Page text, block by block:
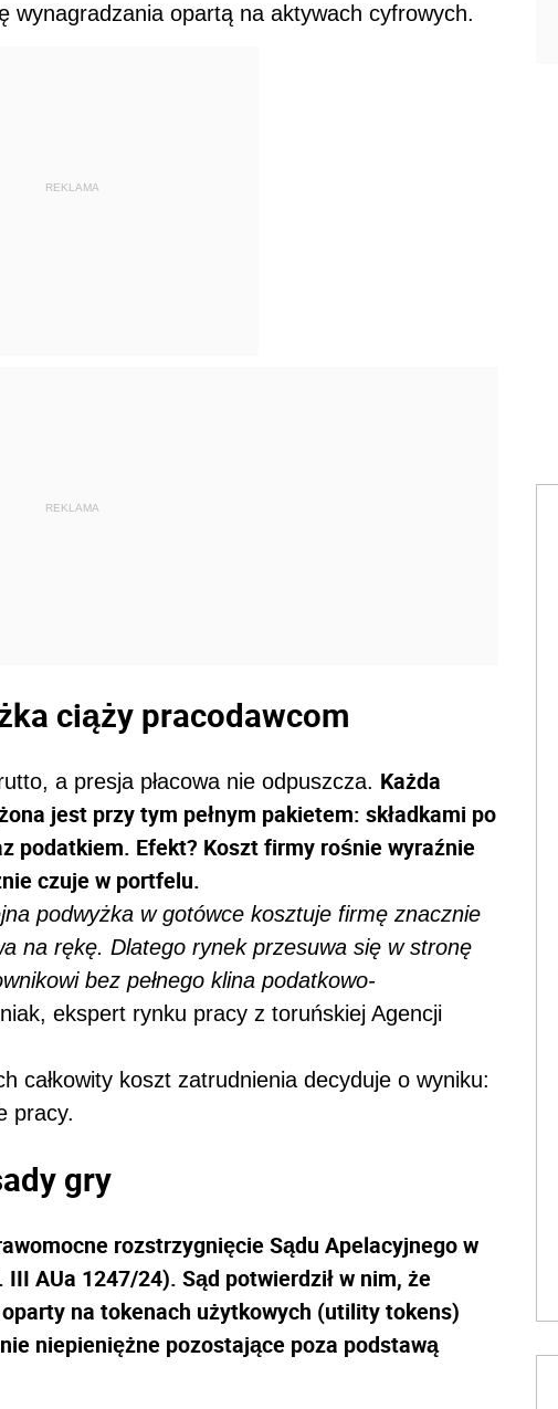
wynagradzania opartą na aktywach cyfrowych.
REKLAMA
REKLAMA
ciąży pracodawcom
a presja płacowa nie odpuszcza. Każda
jest przy tym pełnym pakietem: składkami po
podatkiem. Efekt? Koszt firmy rośnie wyraźnie
czuje w portfelu.
podwyżka w gotówce kosztuje firmę znacznie
na rękę. Dlatego rynek przesuwa się w stronę
bez pełnego klina podatkowo-
ekspert rynku pracy z toruńskiej Agencji
całkowity koszt zatrudnienia decyduje o wyniku:
pracy.
gry
rozstrzygnięcie Sądu Apelacyjnego w
AUa 1247/24). Sąd potwierdził w nim, że
na tokenach użytkowych (utility tokens)
niepieniężne pozostające poza podstawą